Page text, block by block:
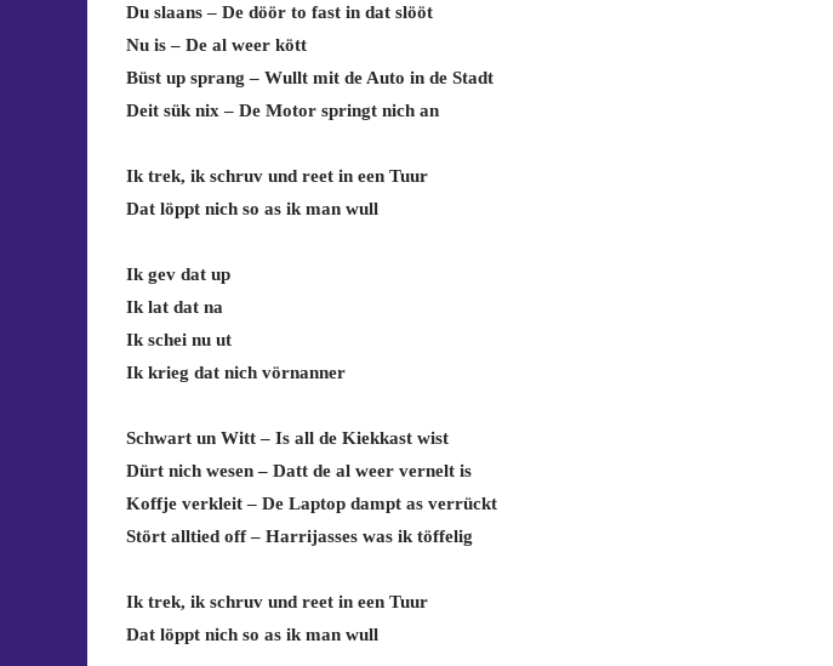
Du slaans – De döör to fast in dat slööt
Nu is – De al weer kött
Büst up sprang – Wullt mit de Auto in de Stadt
Deit sük nix – De Motor springt nich an
Ik trek, ik schruv und reet in een Tuur
Dat löppt nich so as ik man wull
Ik gev dat up
Ik lat dat na
Ik schei nu ut
Ik krieg dat nich vörnanner
Schwart un Witt – Is all de Kiekkast wist
Dürt nich wesen – Datt de al weer vernelt is
Koffje verkleit – De Laptop dampt as verrückt
Stört alltied off – Harrijasses was ik töffelig
Ik trek, ik schruv und reet in een Tuur
Dat löppt nich so as ik man wull